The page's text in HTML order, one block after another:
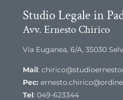
Studio Legale in
Avv. Ernesto Chirico
Via Euganea, 6/A, 35030
Mail:
Pec:
Tel: 049-623344